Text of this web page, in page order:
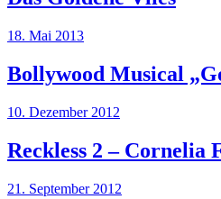
18. Mai 2013
Bollywood Musical
10. Dezember 2012
Reckless 2 – Cornelia
21. September 2012